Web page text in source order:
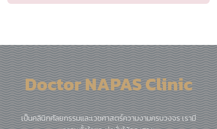
Doctor NAPAS Clinic
เป็นคลินิกศัลยกรรมและเวชศาสตร์ความงามครบวงจร เรามี